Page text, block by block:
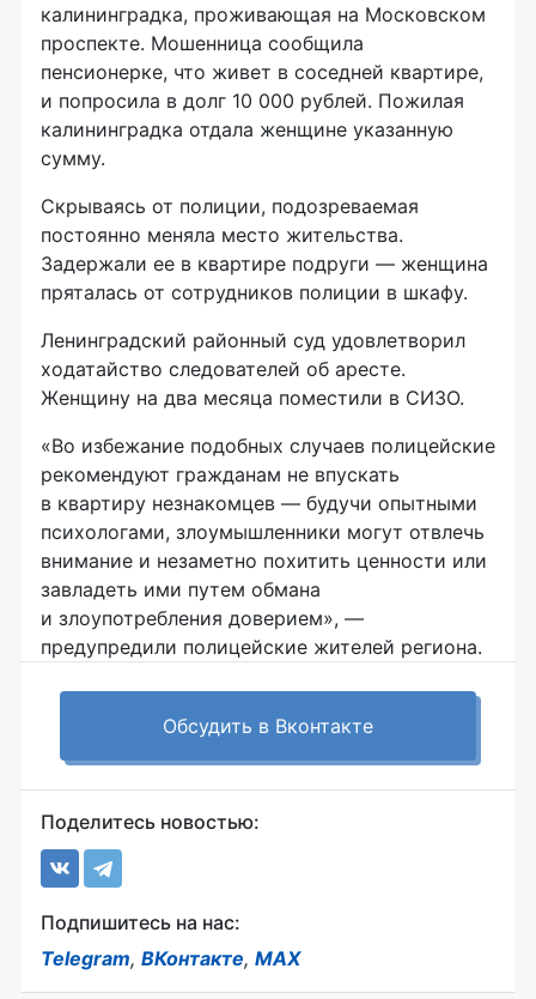
калининградка, проживающая на Московском
проспекте. Мошенница сообщила
пенсионерке, что живет в соседней квартире,
и попросила в долг 10 000 рублей. Пожилая
калининградка отдала женщине указанную
сумму.
Скрываясь от полиции, подозреваемая
постоянно меняла место жительства.
Задержали ее в квартире подруги — женщина
пряталась от сотрудников полиции в шкафу.
Ленинградский районный суд удовлетворил
ходатайство следователей об аресте.
Женщину на два месяца поместили в СИЗО.
«Во избежание подобных случаев полицейские
рекомендуют гражданам не впускать
в квартиру незнакомцев — будучи опытными
психологами, злоумышленники могут отвлечь
внимание и незаметно похитить ценности или
завладеть ими путем обмана
и злоупотребления доверием», —
предупредили полицейские жителей региона.
Обсудить в Вконтакте
Поделитесь новостью:
Подпишитесь на нас:
Telegram, ВКонтакте, MAX